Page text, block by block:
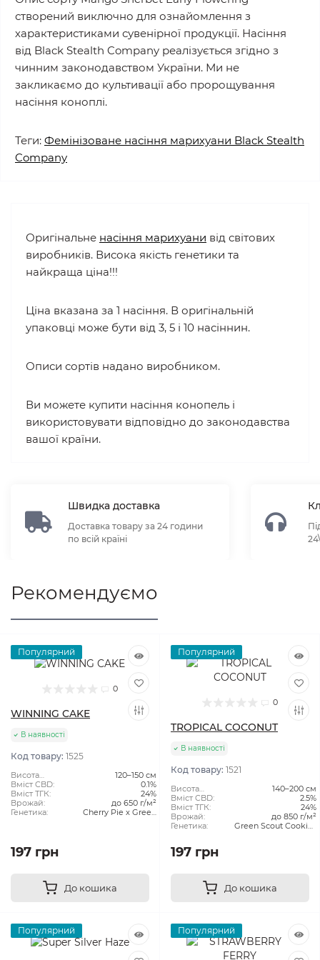
створений виключно для ознайомлення з
характеристиками сувенірної продукції. Насіння
від Black Stealth Company реалізується згідно з
чинним законодавством України. Ми не
закликаємо до культивації або пророщування
насіння коноплі.
Теги: Фемінізоване насіння марихуани Black Stealth
Company
Оригінальне насіння марихуани від світових
виробників. Висока якість генетики та
найкраща ціна!!!
Ціна вказана за 1 насіння. В оригінальній
упаковці може бути від 3, 5 і 10 насіннин.
Описи сортів надано виробником.
Ви можете купити насіння конопель і
використовувати відповідно до законодавства
вашої країни.
Швидка доставка
Доставка товару за 24 години
по всій країні
Рекомендуємо
Популярний
0
WINNING CAKE
В наявності
Код товару: 1525
Висота
рослини:
120–150 см
Вміст CBD:
0.1%
Вміст ТГК:
24%
Врожай:
до 650 г/м²
Генетика:
Cherry Pie x Green
197 грн
До кошика
Популярний
0
TROPICAL COCONUT
В наявності
Код товару: 1521
Висота
рослини:
140–200 см
Вміст CBD:
2.5%
Вміст ТГК:
24%
Врожай:
до 850 г/м²
Генетика:
Green Scout Cookies
197 грн
До кошика
Популярний Популярний